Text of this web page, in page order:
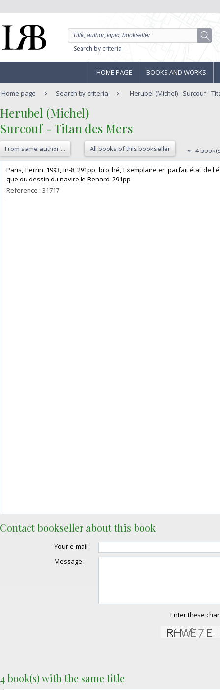
Search by criteria
HOME PAGE BOOKS AND WORKS
Home page Search by criteria Herubel (Michel) - Surcouf -
‎Herubel (Michel)‎
‎Surcouf - Titan des Mers‎
From same author ... All books of this bookseller 4
‎Paris, Perrin, 1993, in-8, 291pp, broché, Exemplaire en parfait état de
que du dessin du navire le Renard. 291pp ‎
Reference : 31717
Contact bookseller about this book
Your e-mail :
Message :
Enter these
4 book(s) with the same title